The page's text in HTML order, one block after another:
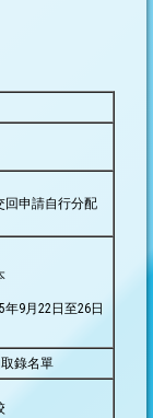
回申請自行分配
年9月22日至26日
錄名單